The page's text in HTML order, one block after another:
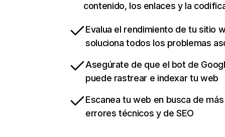
contenido, los enlaces y la
Evalua el rendimiento de tu sitio
soluciona todos los problemas
Asegúrate de que el bot de
puede rastrear e indexar tu web
Escanea tu web en busca de
errores técnicos y de SEO